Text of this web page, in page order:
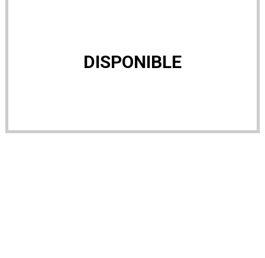
DISPONIBLE